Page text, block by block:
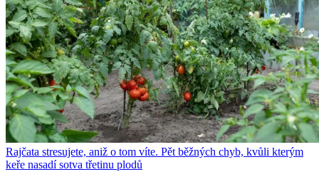
Rajčata stresujete, aniž o tom víte. Pět běžných chyb, kvůli kterým
keře nasadí sotva třetinu plodů